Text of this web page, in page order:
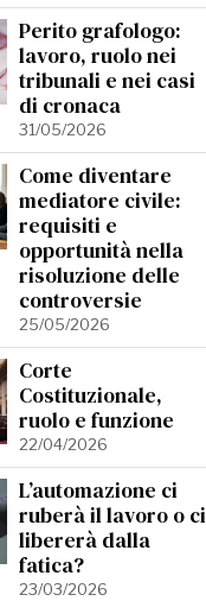
Perito grafologo:
lavoro, ruolo nei
tribunali e nei casi
di cronaca
31/05/2026
Come diventare
mediatore civile:
requisiti e
opportunità nella
risoluzione delle
controversie
25/05/2026
Corte
Costituzionale,
ruolo e funzione
22/04/2026
L’automazione ci
ruberà il lavoro o ci
libererà dalla
fatica?
23/03/2026